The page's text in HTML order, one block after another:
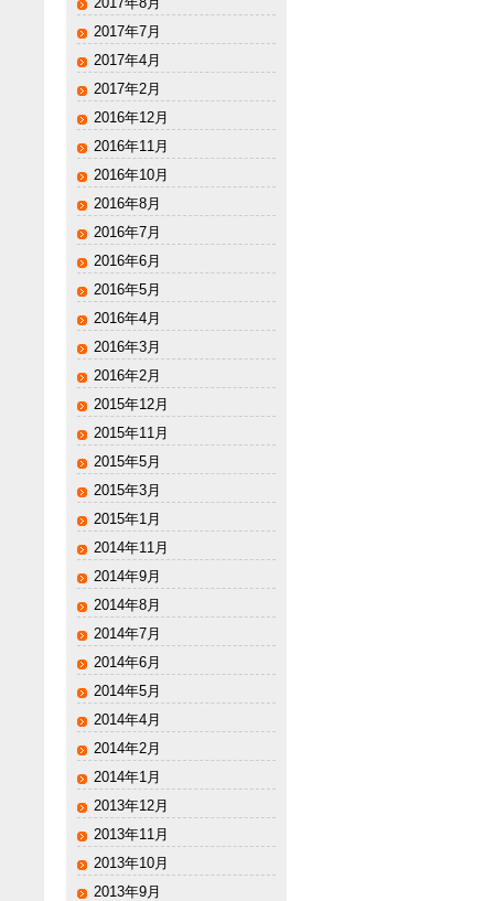
2017年7月
2017年4月
2017年2月
2016年12月
2016年11月
2016年10月
2016年8月
2016年7月
2016年6月
2016年5月
2016年4月
2016年3月
2016年2月
2015年12月
2015年11月
2015年5月
2015年3月
2015年1月
2014年11月
2014年9月
2014年8月
2014年7月
2014年6月
2014年5月
2014年4月
2014年2月
2014年1月
2013年12月
2013年11月
2013年10月
2013年9月